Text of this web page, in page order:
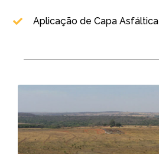
Aplicação de Capa